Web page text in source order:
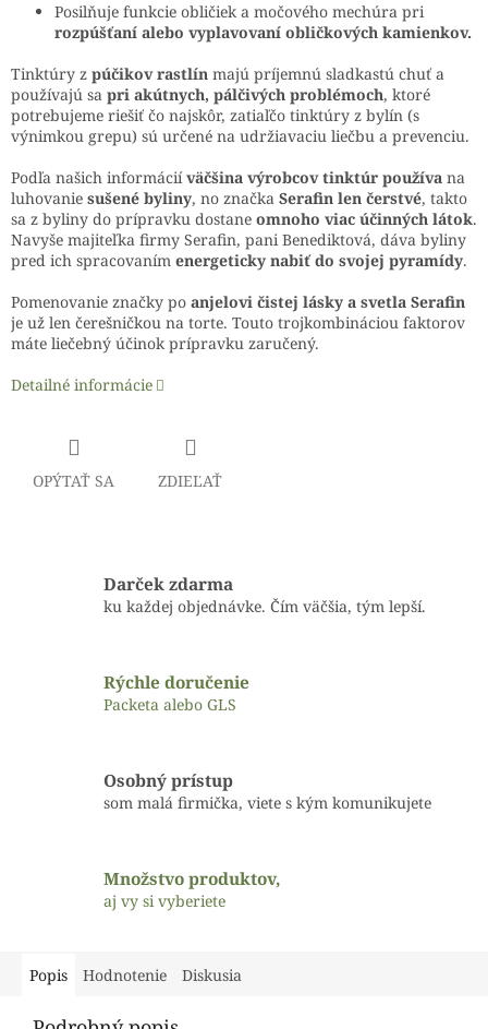
Posilňuje funkcie obličiek a močového mechúra pri
rozpúšťaní alebo vyplavovaní obličkových kamienkov.
Tinktúry z púčikov rastlín majú príjemnú sladkastú chuť a
používajú sa pri akútnych, pálčivých problémoch, ktoré
potrebujeme riešiť čo najskôr, zatiaľčo tinktúry z bylín (s
výnimkou grepu) sú určené na udržiavaciu liečbu a prevenciu.
Podľa našich informáciíväčšina výrobcov tinktúr používa na
luhovanie sušené byliny, no značka Serafin len čerstvé, takto
sa z byliny do prípravku dostane omnoho viac účinných látok.
Navyše majiteľka firmy Serafin, pani Benediktová, dáva byliny
pred ich spracovaním energeticky nabiť do svojej pyramídy.
Pomenovanie značky po anjelovi čistej lásky a svetla Serafin
je už len čerešničkou na torte. Touto trojkombináciou faktorov
máte liečebný účinok prípravku zaručený.
Detailné informácie
OPÝTAŤ SA ZDIEĽAŤ
Darček zdarma
ku každej objednávke. Čím väčšia, tým lepší.
Rýchle doručenie
Packeta alebo GLS
Osobný prístup
som malá firmička, viete s kým komunikujete
Množstvo produktov,
aj vy si vyberiete
Popis Hodnotenie Diskusia